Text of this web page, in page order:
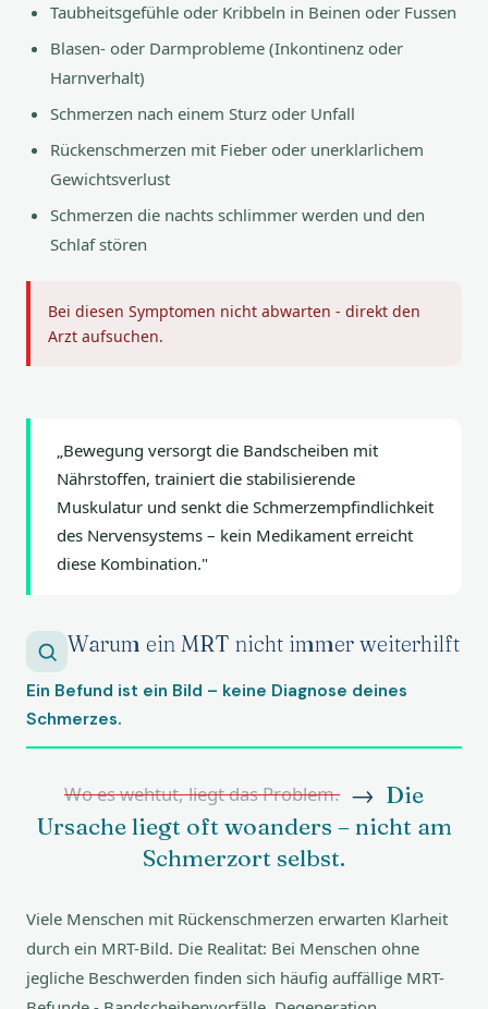
Taubheitsgefühle oder Kribbeln in Beinen oder Fussen
Blasen- oder Darmprobleme (Inkontinenz oder
Harnverhalt)
Schmerzen nach einem Sturz oder Unfall
Rückenschmerzen mit Fieber oder unerklarlichem
Gewichtsverlust
Schmerzen die nachts schlimmer werden und den
Schlaf stören
Bei diesen Symptomen nicht abwarten - direkt den
Arzt aufsuchen.
„Bewegung versorgt die Bandscheiben mit
Nährstoffen, trainiert die stabilisierende
Muskulatur und senkt die Schmerzempfindlichkeit
des Nervensystems – kein Medikament erreicht
diese Kombination."
Warum ein MRT nicht immer weiterhilft
Ein Befund ist ein Bild – keine Diagnose deines
Schmerzes.
Wo es wehtut, liegt das Problem. → Die
Ursache liegt oft woanders – nicht am
Schmerzort selbst.
Viele Menschen mit Rückenschmerzen erwarten Klarheit
durch ein MRT-Bild. Die Realitat: Bei Menschen ohne
jegliche Beschwerden finden sich häufig auffällige MRT-